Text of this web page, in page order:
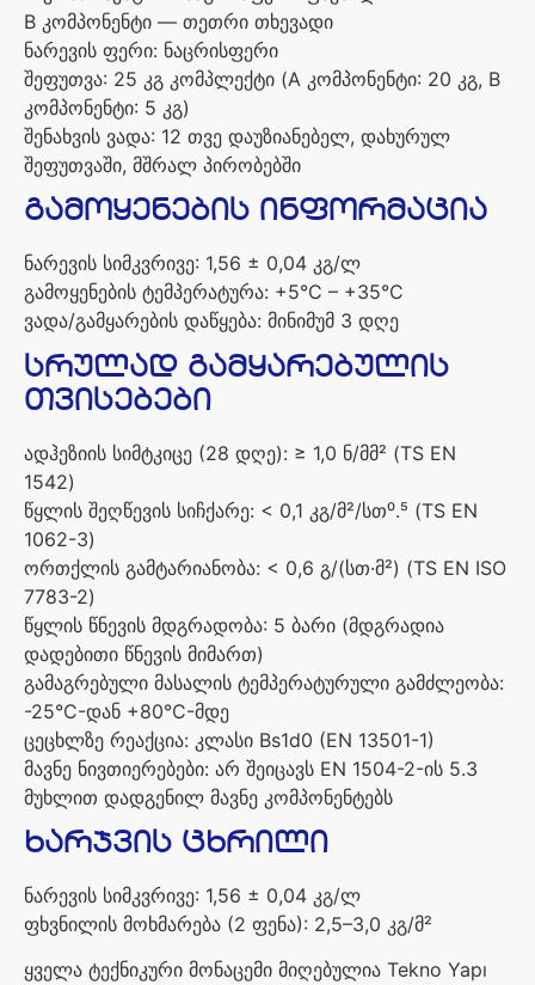
B კომპონენტი — თეთრი თხევადი
ნარევის ფერი: ნაცრისფერი
შეფუთვა: 25 კგ კომპლექტი (A კომპონენტი: 20 კგ, B
კომპონენტი: 5 კგ)
შენახვის ვადა: 12 თვე დაუზიანებელ, დახურულ
შეფუთვაში, მშრალ პირობებში
გამოყენების ინფორმაცია
ნარევის სიმკვრივე: 1,56 ± 0,04 კგ/ლ
გამოყენების ტემპერატურა: +5°C – +35°C
ვადა/გამყარების დაწყება: მინიმუმ 3 დღე
სრულად გამყარებულის
თვისებები
ადჰეზიის სიმტკიცე (28 დღე): ≥ 1,0 ნ/მმ² (TS EN
1542)
წყლის შეღწევის სიჩქარე: < 0,1 კგ/მ²/სთ⁰․⁵ (TS EN
1062-3)
ორთქლის გამტარიანობა: < 0,6 გ/(სთ·მ²) (TS EN ISO
7783-2)
წყლის წნევის მდგრადობა: 5 ბარი (მდგრადია
დადებითი წნევის მიმართ)
გამაგრებული მასალის ტემპერატურული გამძლეობა:
-25°C-დან +80°C-მდე
ცეცხლზე რეაქცია: კლასი Bs1d0 (EN 13501-1)
მავნე ნივთიერებები: არ შეიცავს EN 1504-2-ის 5.3
მუხლით დადგენილ მავნე კომპონენტებს
ხარჯვის ცხრილი
ნარევის სიმკვრივე: 1,56 ± 0,04 კგ/ლ
ფხვნილის მოხმარება (2 ფენა): 2,5–3,0 კგ/მ²
ყველა ტექნიკური მონაცემი მიღებულია Tekno Yapı